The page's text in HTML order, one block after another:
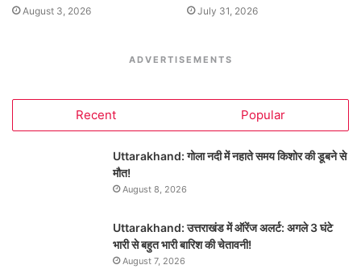
August 3, 2026 July 31, 2026
ADVERTISEMENTS
Recent Popular
Uttarakhand: गोला नदी में नहाते समय किशोर की डूबने से
मौत!
August 8, 2026
Uttarakhand: उत्तराखंड में ऑरेंज अलर्ट: अगले 3 घंटे
भारी से बहुत भारी बारिश की चेतावनी!
August 7, 2026